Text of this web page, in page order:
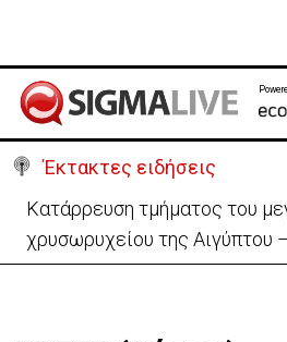
Έκτακτες ειδήσεις
Ιράν σε ΗΠΑ: «Ο εχθρός να
όρους μας» για άνοιγμα